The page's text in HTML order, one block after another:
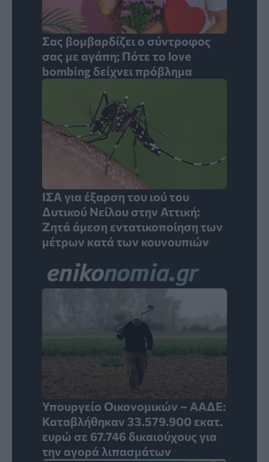
Σας βομβαρδίζει ο σύντροφος
σας με αγάπη; Πότε το love
bombing δείχνει πρόβλημα
ΙΣΑ για έξαρση του ιού του
Δυτικού Νείλου στην Αττική:
Ζητά άμεση εντατικοποίηση των
μέτρων κατά των κουνουπιών
Υπουργείο Οικονομικών – ΑΑΔΕ:
Καταβλήθηκαν 33.579.900 εκατ.
ευρώ σε 67.746 δικαιούχους για
την αγορά λιπασμάτων